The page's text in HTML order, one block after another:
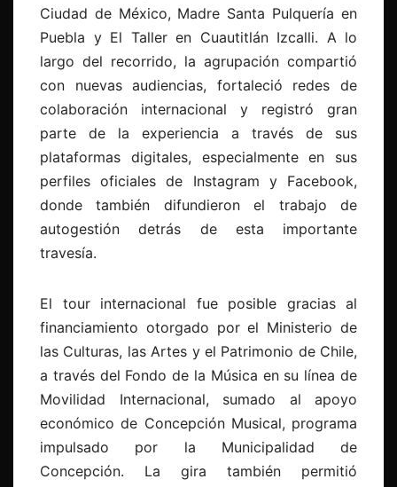
Ciudad de México, Madre Santa Pulquería en
Puebla y El Taller en Cuautitlán Izcalli. A lo
largo del recorrido, la agrupación compartió
con nuevas audiencias, fortaleció redes de
colaboración internacional y registró gran
parte de la experiencia a través de sus
plataformas digitales, especialmente en sus
perfiles oficiales de Instagram y Facebook,
donde también difundieron el trabajo de
autogestión detrás de esta importante
travesía.
El tour internacional fue posible gracias al
financiamiento otorgado por el Ministerio de
las Culturas, las Artes y el Patrimonio de Chile,
a través del Fondo de la Música en su línea de
Movilidad Internacional, sumado al apoyo
económico de Concepción Musical, programa
impulsado por la Municipalidad de
Concepción. La gira también permitió